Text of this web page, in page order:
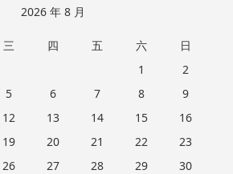
2026 年 8 月
三 四 五 六
日
1
2
5 6 7 8
9
12 13 14 15
16
19 20 21 22
23
26 27 28 29
30